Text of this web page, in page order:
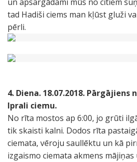
tad Hadiši ciems man kļūst gluži
pērli.
4. Diena. 18.07.2018. Pārgājiens
Iprali ciemu.
No rīta mostos ap 6:00, jo grūti
tik skaisti kalni. Dodos rīta
ciemata, vēroju saullēktu un kā
izgaismo ciemata akmens